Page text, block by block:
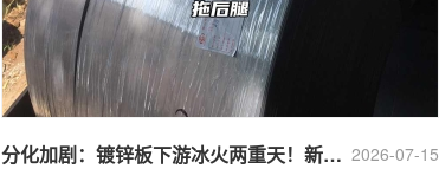
2026-07-15
分化加剧：镀锌板下游冰火两重天！新能源撑起需求基本盘，建筑持续拖后腿